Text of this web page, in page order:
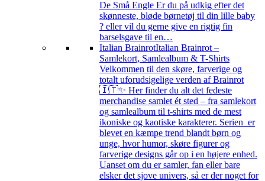
De Små Engle Er du på udkig efter det
skønneste, bløde børnetøj til din lille baby
? eller vil du gerne give en rigtig fin
barselsgave til en…
Italian BrainrotItalian Brainrot –
Samlekort, Samlealbum & T-Shirts
Velkommen til den skøre, farverige og
totalt uforudsigelige verden af Brainrot
🇮🇹✨ Her finder du alt det fedeste
merchandise samlet ét sted – fra samlekort
og samlealbum til t-shirts med de mest
ikoniske og kaotiske karakterer. Serien er
blevet en kæmpe trend blandt børn og
unge, hvor humor, skøre figurer og
farverige designs går op i en højere enhed.
Uanset om du er samler, fan eller bare
elsker det sjove univers, så er der noget for